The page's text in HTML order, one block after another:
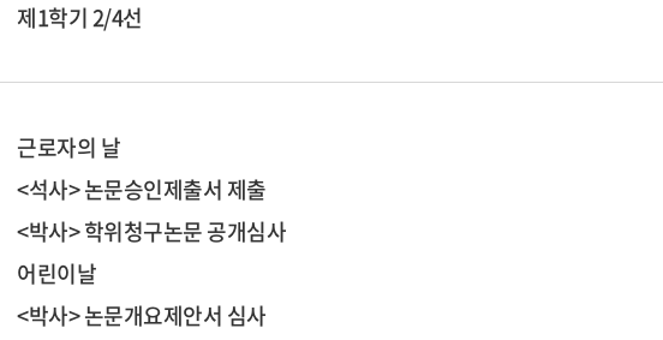
제1학기 2/4선
근로자의 날
<석사> 논문승인제출서 제출
<박사> 학위청구논문 공개심사
어린이날
<박사> 논문개요제안서 심사